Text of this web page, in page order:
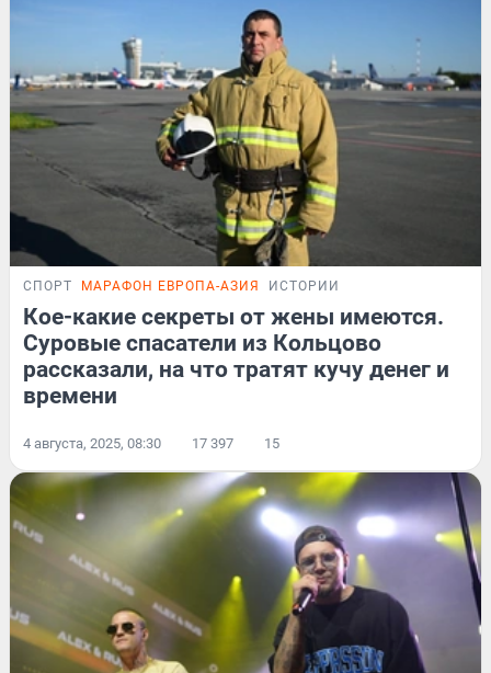
СПОРТ МАРАФОН ЕВРОПА-АЗИЯ ИСТОРИИ
Кое-какие секреты от жены имеются.
Суровые спасатели из Кольцово
рассказали, на что тратят кучу денег и
времени
4 августа, 2025, 08:30 17 397 15